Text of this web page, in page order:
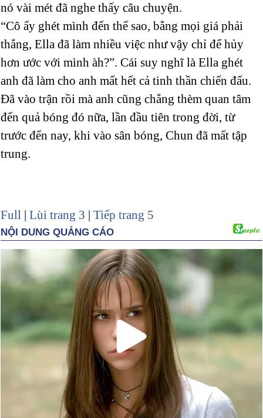
nó vài mét đã nghe thấy câu chuyện.
“Cô ấy ghét mình đến thế sao, bằng mọi giá phải
thắng, Ella đã làm nhiều việc như vậy chỉ để hủy
hơn ước với mình àh?”. Cái suy nghĩ là Ella ghét
anh đã làm cho anh mất hết cả tinh thần chiến đấu.
Đã vào trận rồi mà anh cũng chẳng thèm quan tâm
đến quả bóng đó nữa, lần đầu tiên trong đời, từ
trước đến nay, khi vào sân bóng, Chun đã mất tập
trung.
Full | Lùi trang 3 | Tiếp trang 5